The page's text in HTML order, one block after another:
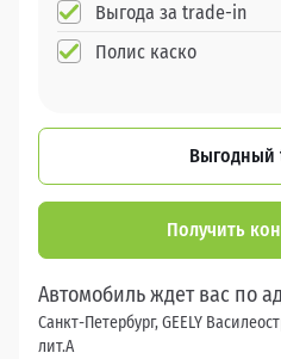
Выгода за trade-in
Полис каско
Выгодный
Получить
Автомобиль ждет вас по
Санкт-Петербург, GEELY
лит.А